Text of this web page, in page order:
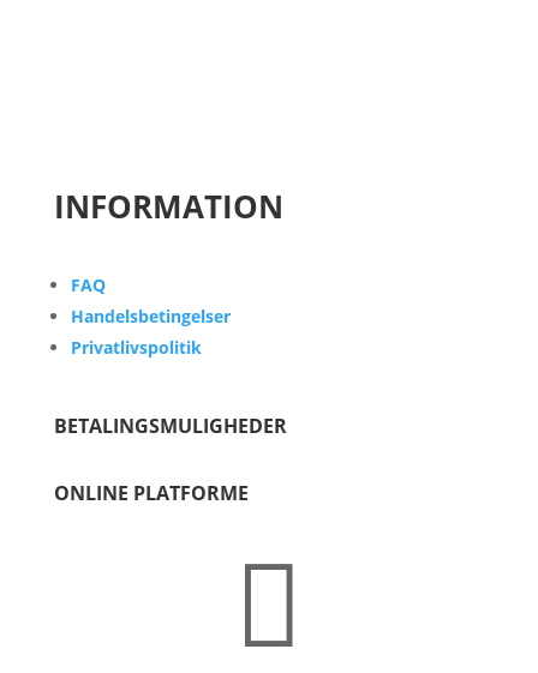
INFORMATION
FAQ
Handelsbetingelser
Privatlivspolitik
BETALINGSMULIGHEDER
ONLINE PLATFORME
